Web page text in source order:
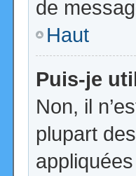
de
Haut
Puis-je
Non, il
plupart